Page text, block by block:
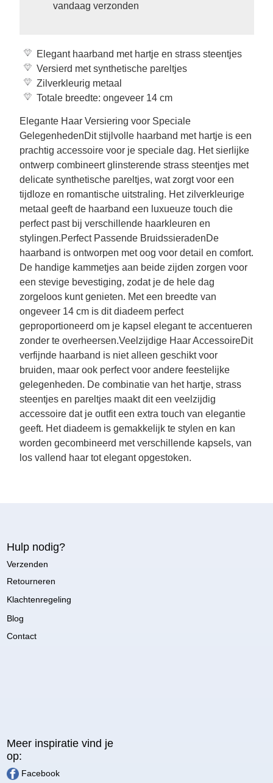
vandaag verzonden
Elegant haarband met hartje en strass steentjes
Versierd met synthetische pareltjes
Zilverkleurig metaal
Totale breedte: ongeveer 14 cm
Elegante Haar Versiering voor Speciale
GelegenhedenDit stijlvolle haarband met hartje is een
prachtig accessoire voor je speciale dag. Het sierlijke
ontwerp combineert glinsterende strass steentjes met
delicate synthetische pareltjes, wat zorgt voor een
tijdloze en romantische uitstraling. Het zilverkleurige
metaal geeft de haarband een luxueuze touch die
perfect past bij verschillende haarkleuren en
stylingen.Perfect Passende BruidssieradenDe
haarband is ontworpen met oog voor detail en comfort.
De handige kammetjes aan beide zijden zorgen voor
een stevige bevestiging, zodat je de hele dag
zorgeloos kunt genieten. Met een breedte van
ongeveer 14 cm is dit diadeem perfect
geproportioneerd om je kapsel elegant te accentueren
zonder te overheersen.Veelzijdige Haar AccessoireDit
verfijnde haarband is niet alleen geschikt voor
bruiden, maar ook perfect voor andere feestelijke
gelegenheden. De combinatie van het hartje, strass
steentjes en pareltjes maakt dit een veelzijdig
accessoire dat je outfit een extra touch van elegantie
geeft. Het diadeem is gemakkelijk te stylen en kan
worden gecombineerd met verschillende kapsels, van
los vallend haar tot elegant opgestoken.
Hulp nodig?
Verzenden
Retourneren
Klachtenregeling
Blog
Contact
Meer inspiratie vind je
op:
Facebook